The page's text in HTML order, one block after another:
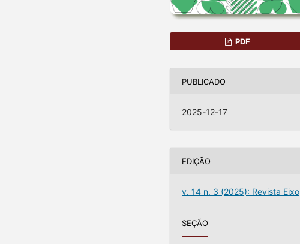
PDF
PUBLICADO
2025-12-17
EDIÇÃO
v. 14 n. 3 (2025): Revista Eixo
SEÇÃO